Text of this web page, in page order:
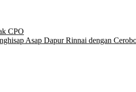
CPO
Asap Dapur Rinnai dengan